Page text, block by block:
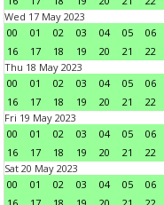
Wed 17 May 2023
00
01 02 03 04 05 06
16
17 18 19 20 21 22
Thu 18 May 2023
00
01 02 03 04 05 06
16
17 18 19 20 21 22
Fri 19 May 2023
00
01 02 03 04 05 06
16
17 18 19 20 21 22
Sat 20 May 2023
00
01 02 03 04 05 06